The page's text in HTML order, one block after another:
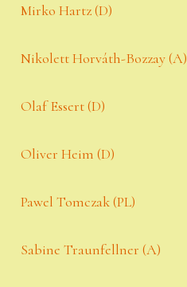
Mirko Hartz (D)
Nikolett Horváth-Bozzay (A)
Olaf Essert (D)
Oliver Heim (D)
Pawel Tomczak (PL)
Sabine Traunfellner (A)